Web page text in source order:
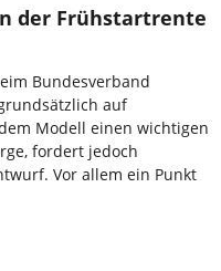
der Frühstartrente
Bundesverband
auf
Modell einen wichtigen
fordert jedoch
Vor allem ein Punkt